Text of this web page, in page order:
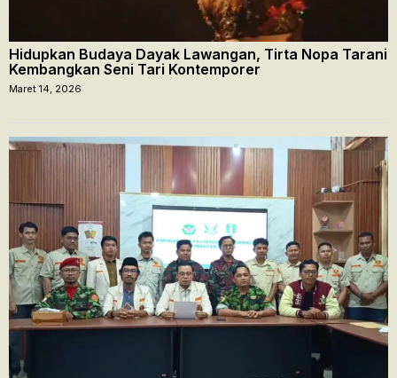
Hidupkan Budaya Dayak Lawangan, Tirta Nopa Tarani
Kembangkan Seni Tari Kontemporer
Maret 14, 2026